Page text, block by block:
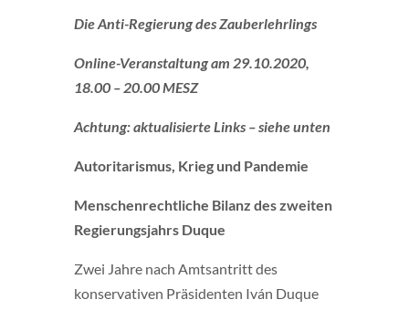
Die Anti-Regierung des Zauberlehrlings
Online-Veranstaltung am 29.10.2020,
18.00 – 20.00 MESZ
Achtung: aktualisierte Links – siehe unten
Autoritarismus, Krieg und Pandemie
Menschenrechtliche Bilanz des zweiten
Regierungsjahrs Duque
Zwei Jahre nach Amtsantritt des
konservativen Präsidenten Iván Duque